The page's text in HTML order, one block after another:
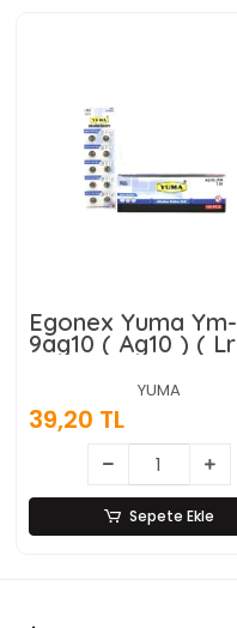
Egonex Yuma Ym-
9ag10 ( Ag10 ) (
( Düğme Pil ) (
) ( 1.5v ) ( 10lu Kart
)*200
YUMA
39,20 TL
Sepete Ekle